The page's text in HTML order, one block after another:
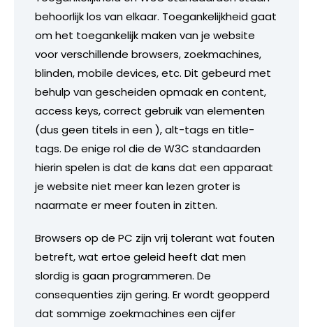
behoorlijk los van elkaar. Toegankelijkheid gaat
om het toegankelijk maken van je website
voor verschillende browsers, zoekmachines,
blinden, mobile devices, etc. Dit gebeurd met
behulp van gescheiden opmaak en content,
access keys, correct gebruik van elementen
(dus geen titels in een), alt-tags en title-
tags. De enige rol die de W3C standaarden
hierin spelen is dat de kans dat een apparaat
je website niet meer kan lezen groter is
naarmate er meer fouten in zitten.
Browsers op de PC zijn vrij tolerant wat fouten
betreft, wat ertoe geleid heeft dat men
slordig is gaan programmeren. De
consequenties zijn gering. Er wordt geopperd
dat sommige zoekmachines een cijfer